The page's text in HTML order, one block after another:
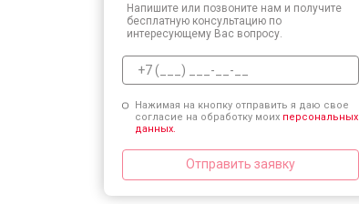
Напишите или позвоните нам и получите
бесплатную консультацию по
интересующему Вас вопросу.
Нажимая на кнопку отправить я даю свое
согласие на обработку моих персональных
данных.
Отправить заявку